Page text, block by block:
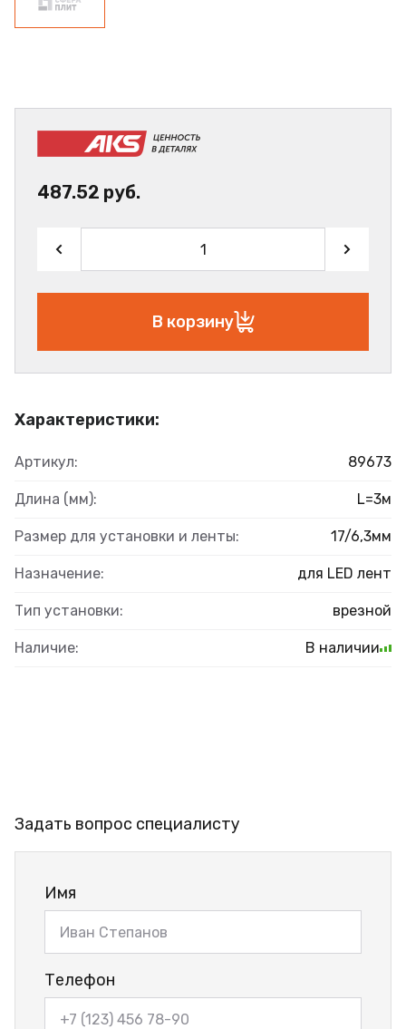
Характеристики:
Артикул: 89673
Длина (мм): L=3м
Размер для установки и ленты: 17/6,3мм
Назначение: для LED лент
Тип установки: врезной
Наличие: В наличии
487.52 руб.
В корзину
Задать вопрос специалисту
Имя
Телефон